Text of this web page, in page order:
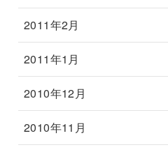
2011年2月
2011年1月
2010年12月
2010年11月